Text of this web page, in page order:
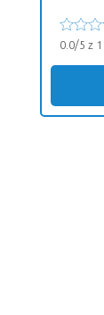
0.0/5 z